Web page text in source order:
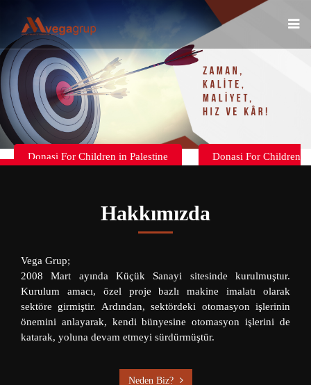
Donasi For Children in Palestine
Donasi For Children
Hakkımızda
Vega Grup;
2008 Mart ayında Küçük Sanayi sitesinde kurulmuştur.
Kurulum amacı, özel proje bazlı makine imalatı olarak
sektöre girmiştir. Ardından, sektördeki otomasyon işlerinin
önemini anlayarak, kendi bünyesine otomasyon işlerini de
katarak, yoluna devam etmeyi sürdürmüştür.
Neden Biz?